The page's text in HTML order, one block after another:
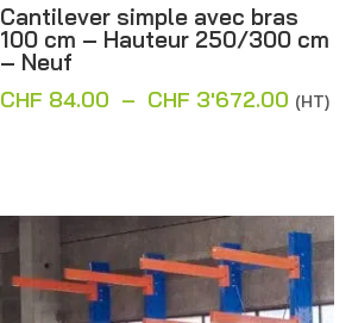
Cantilever simple avec bras
100 cm – Hauteur 250/300 cm
– Neuf
CHF 84.00 – CHF 3'672.00Plage
à
CHF
(HT)